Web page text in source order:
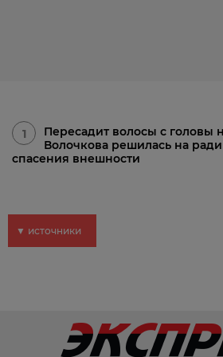
1
Пересадит волосы с головы
Волочкова решилась на
спасения внешности
▼ источники